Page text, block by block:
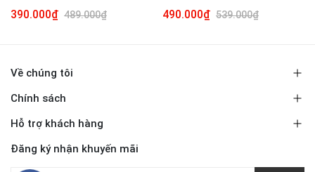
390.000₫ 489.000₫
490.000₫ 539.000₫
Về chúng tôi
Chính sách
Hỗ trợ khách hàng
Đăng ký nhận khuyến mãi